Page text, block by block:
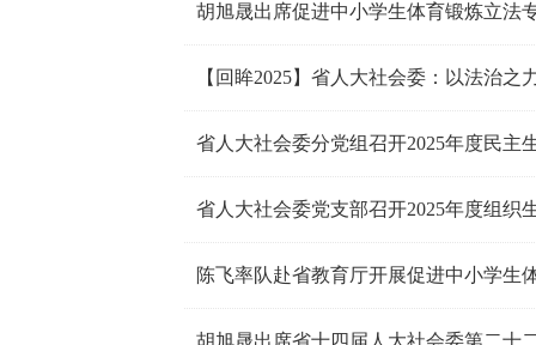
胡旭晟出席促进中小学生体育锻炼立法
【回眸2025】省人大社会委：以法治之
省人大社会委分党组召开2025年度民主
省人大社会委党支部召开2025年度组织
陈飞率队赴省教育厅开展促进中小学生
胡旭晟出席省十四届人大社会委第二十